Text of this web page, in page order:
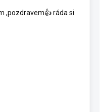
,pozdravem👍 ráda si